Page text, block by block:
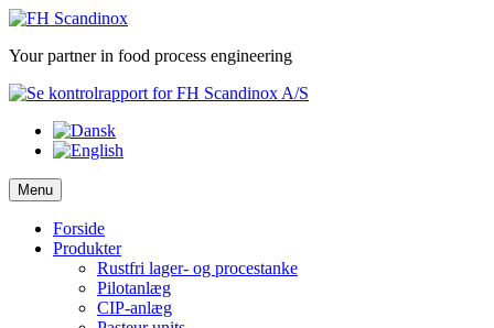
Skip
content
Your partner in food process engineering
Menu
Forside
Produkter
Rustfri lager- og procestanke
Pilotanlæg
CIP-anlæg